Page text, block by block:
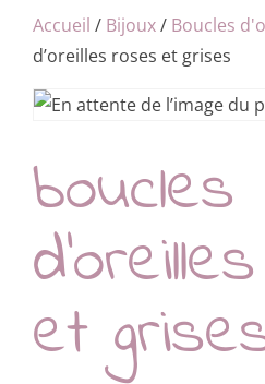
Accueil / Bijoux/ Boucles
d’oreilles roses et grises
boucles
et